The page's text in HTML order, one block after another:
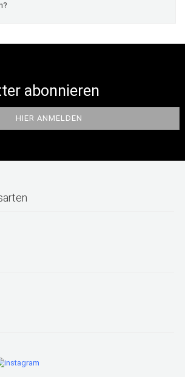
abonnieren